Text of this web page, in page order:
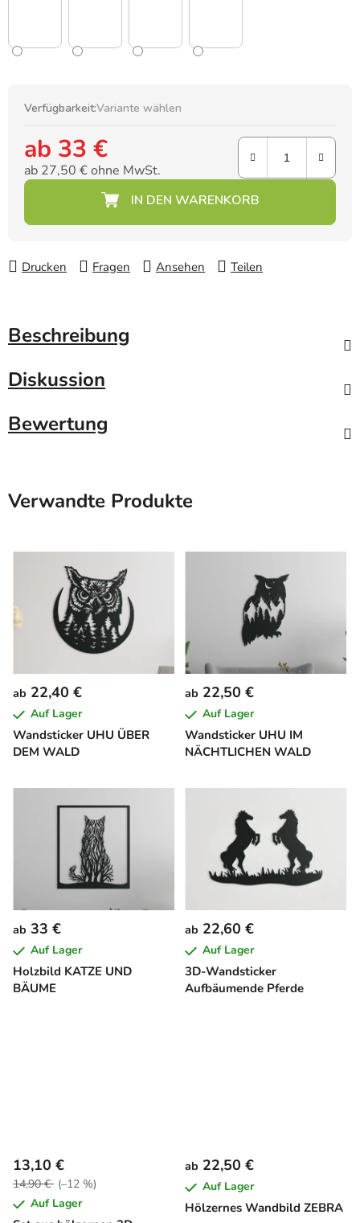
Verfügbarkeit:Variante wählen
ab 33 €
ab 27,50 €ohne MwSt.
Drucken Fragen Ansehen Teilen
Beschreibung
Diskussion
Bewertung
Verwandte Produkte
Wandsticker UHU ÜBER
DEM WALD
ab 22,40 €
Auf Lager
Wandsticker UHU IM
NÄCHTLICHEN WALD
ab 22,50 €
Auf Lager
Holzbild KATZE UND
BÄUME
ab 33 €
Auf Lager
3D-Wandsticker
Aufbäumende Pferde
ab 22,60 €
Auf Lager
13,10 €
14,90 € (–12 %)
Auf Lager
Hölzernes Wandbild ZEBRA
ab 22,50 €
Auf Lager